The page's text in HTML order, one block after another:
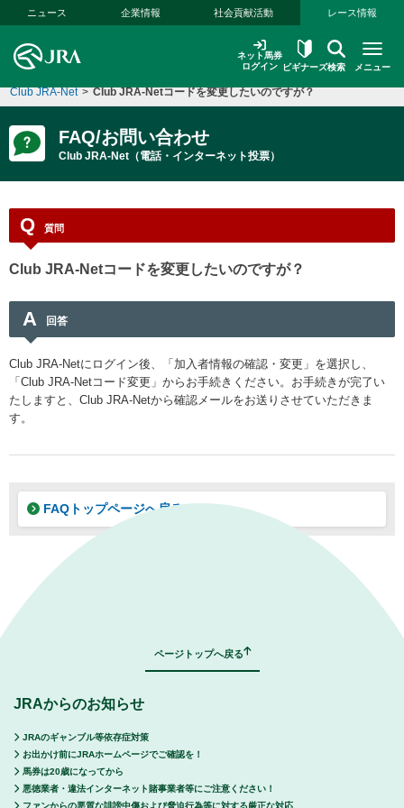
本文へ移動する
ニュース 企業情報 社会貢献活動 レース情報
ネット馬券
ログイン
ビギナーズ検索 メニュー
Club JRA-Net > Club JRA-Netコードを変更したいのですが？
FAQ/お問い合わせ
Club JRA-Net（電話・インターネット投票）
Q 質問
Club JRA-Netコードを変更したいのですが？
A 回答
Club JRA-Netにログイン後、「加入者情報の確認・変更」を選択し、
「Club JRA-Netコード変更」からお手続きください。お手続きが完了い
たしますと、Club JRA-Netから確認メールをお送りさせていただきま
す。
FAQトップページへ戻る
ページトップへ戻る
JRAからのお知らせ
JRAのギャンブル等依存症対策
お出かけ前にJRAホームページでご確認を！
馬券は20歳になってから
悪徳業者・違法インターネット賭事業者等にご注意ください！